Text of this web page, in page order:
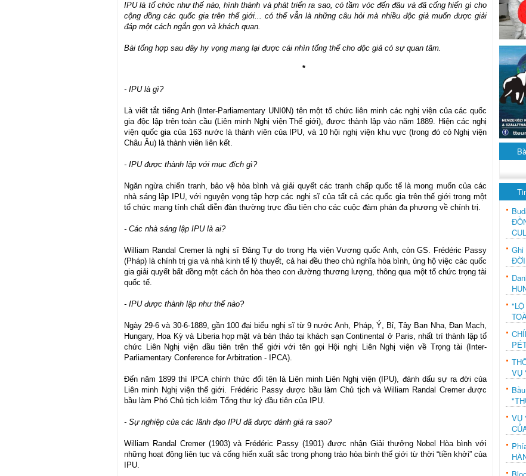
IPU là tổ chức như thế nào, hình thành và phát triển ra sao, có tầm vóc đến đâu và đã cống hiến gì cho
cộng đồng các quốc gia trên thế giới... có thể vẫn là những câu hỏi mà nhiều độc giả muốn được giải
đáp một cách ngắn gọn và khách quan.
Bài tổng hợp sau đây hy vọng mang lại được cái nhìn tổng thể cho độc giả có sự quan tâm.
*
- IPU là gì?
Là viết tắt tiếng Anh (Inter-Parliamentary UNI0N) tên một tổ chức liên minh các nghị viện của các quốc
gia độc lập trên toàn cầu (Liên minh Nghị viện Thế giới), được thành lập vào năm 1889. Hiện các nghị
viện quốc gia của 163 nước là thành viên của IPU, và 10 hội nghị viện khu vực (trong đó có Nghị viện
Châu Âu) là thành viên liên kết.
- IPU được thành lập với mục đích gì?
Ngăn ngừa chiến tranh, bảo vệ hòa bình và giải quyết các tranh chấp quốc tế là mong muốn của các
nhà sáng lập IPU, với nguyện vọng tập hợp các nghị sĩ của tất cả các quốc gia trên thế giới trong một
tổ chức mang tính chất diễn đàn thường trực đầu tiên cho các cuộc đàm phán đa phương về chính trị.
- Các nhà sáng lập IPU là ai?
William Randal Cremer là nghị sĩ Đảng Tự do trong Hạ viện Vương quốc Anh, còn GS. Frédéric Passy
(Pháp) là chính trị gia và nhà kinh tế lý thuyết, cả hai đều theo chủ nghĩa hòa bình, ủng hộ việc các quốc
gia giải quyết bất đồng một cách ôn hòa theo con đường thương lượng, thông qua một tổ chức trọng tài
quốc tế.
- IPU được thành lập như thế nào?
Ngày 29-6 và 30-6-1889, gần 100 đại biểu nghị sĩ từ 9 nước Anh, Pháp, Ý, Bỉ, Tây Ban Nha, Đan Mạch,
Hungary, Hoa Kỳ và Liberia họp mặt và bàn thảo tại khách sạn Continental ở Paris, nhất trí thành lập tổ
chức Liên Nghị viện đầu tiên trên thế giới với tên gọi Hội nghị Liên Nghị viện về Trọng tài (Inter-
Parliamentary Conference for Arbitration - IPCA).
Đến năm 1899 thì IPCA chính thức đổi tên là Liên minh Liên Nghị viện (IPU), đánh dấu sự ra đời của
Liên minh Nghị viện thế giới. Frédéric Passy được bầu làm Chủ tịch và William Randal Cremer được
bầu làm Phó Chủ tịch kiêm Tổng thư ký đầu tiên của IPU.
- Sự nghiệp của các lãnh đạo IPU đã được đánh giá ra sao?
William Randal Cremer (1903) và Frédéric Passy (1901) được nhận Giải thưởng Nobel Hòa bình với
những hoạt động liên tục và cống hiến xuất sắc trong phong trào hòa bình thế giới từ thời “tiền khởi” của
IPU.
Ghi
ĐỜI
VỤ
VỤ